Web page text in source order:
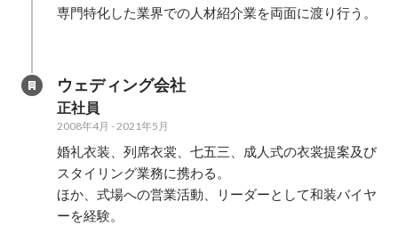
専門特化した業界での人材紹介業を両面に渡り行う。
ウェディング会社
正社員
2008年4月 - 2021年5月
婚礼衣装、列席衣裳、七五三、成人式の衣裳提案及び
スタイリング業務に携わる。
ほか、式場への営業活動、リーダーとして和装バイヤ
ーを経験。